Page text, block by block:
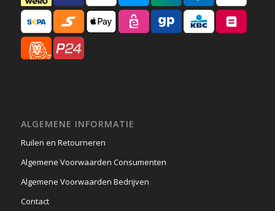
ALGEMENE INFORMATIE
Ruilen en Retourneren
Algemene Voorwaarden Consumenten
Algemene Voorwaarden Bedrijven
Contact